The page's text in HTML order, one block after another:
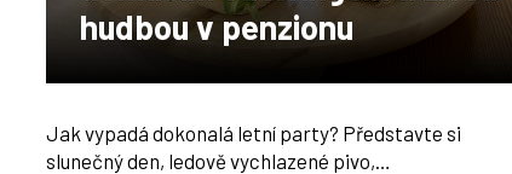
hudbou v penzionu
Jak vypadá dokonalá letní party? Představte si
slunečný den, ledově vychlazené pivo,…